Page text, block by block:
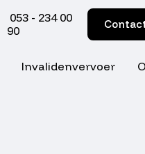
053 - 234 00
90
Invalidenvervoer